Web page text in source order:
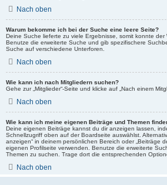
Nach oben
Warum bekomme ich bei der Suche eine leere Seite?
Deine Suche lieferte zu viele Ergebnisse, somit konnte der
Benutze die erweiterte Suche und gib spezifischere
Suche auf verschiedene Unterforen.
Nach oben
Wie kann ich nach Mitgliedern suchen?
Gehe zur „Mitglieder“-Seite und klicke auf „Nach einem
Nach oben
Wie kann ich meine eigenen Beiträge und Themen
Deine eigenen Beiträge kannst du dir anzeigen lassen,
Schnellzugriff oben auf der Boardseite auswählst.
anzeigen“ in deinem persönlichen Bereich oder „Beiträge
eigenen Profilseite verwenden. Benutze die erweiterte
Themen zu suchen. Trage dort die entsprechenden
Nach oben